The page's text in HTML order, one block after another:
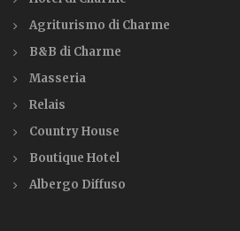
Agriturismo di Charme
B&B di Charme
Masseria
Relais
Country House
Boutique Hotel
Albergo Diffuso